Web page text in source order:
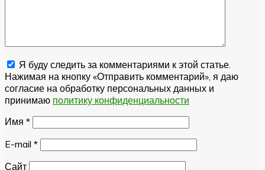
Я буду следить за комментариями к этой статье.
Нажимая на кнопку «Отправить комментарий», я даю
согласие на обработку персональных данных и
принимаю политику конфиденциальности
Имя *
E-mail *
Сайт